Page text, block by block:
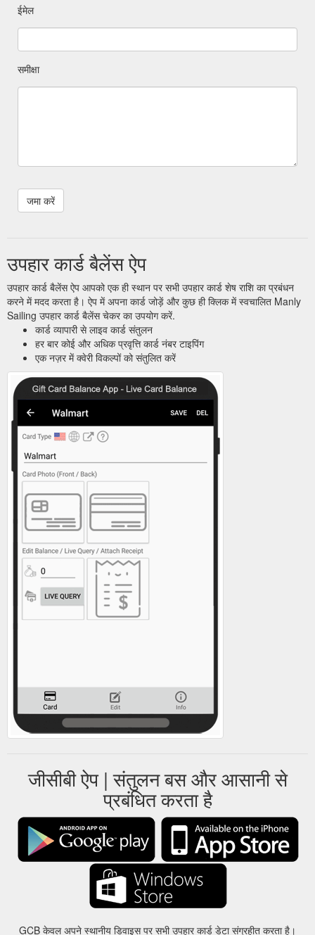
ईमेल
समीक्षा
उपहार कार्ड बैलेंस ऐप
उपहार कार्ड बैलेंस ऐप आपको एक ही स्थान पर सभी उपहार कार्ड शेष राशि का प्रबंधन
करने में मदद करता है। ऐप में अपना कार्ड जोड़ें और कुछ ही क्लिक में स्वचालित Manly
Sailing उपहार कार्ड बैलेंस चेकर का उपयोग करें.
कार्ड व्यापारी से लाइव कार्ड संतुलन
हर बार कोई और अधिक प्रवृत्ति कार्ड नंबर टाइपिंग
एक नज़र में क्वेरी विकल्पों को संतुलित करें
जीसीबी ऐप | संतुलन बस और आसानी से
प्रबंधित करता है
GCB केवल अपने स्थानीय डिवाइस पर सभी उपहार कार्ड डेटा संग्रहीत करता है।